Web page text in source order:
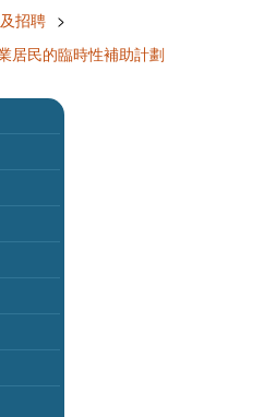
招聘 >
居民的臨時性補助計劃